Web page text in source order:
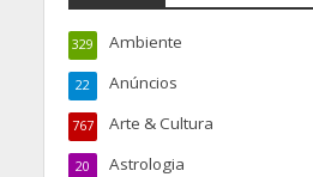
Ambiente
329
Anúncios
22
Arte & Cultura
767
Astrologia
20